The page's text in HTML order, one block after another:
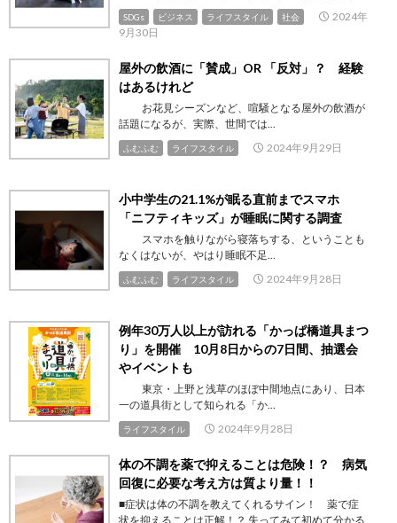
SDGs ビジネス ライフスタイル 社会
2024年
9月30日
屋外の飲酒に「賛成」OR 「反対」？ 経験
はあるけれど
お花見シーズンなど、喧騒となる屋外の飲酒が
話題になるが、実際、世間では...
ふむふむ ライフスタイル 2024年9月29日
小中学生の21.1%が眠る直前までスマホ
「ニフティキッズ」が睡眠に関する調査
スマホを触りながら寝落ちする、ということも
なくはないが、やはり睡眠不足...
ふむふむ ライフスタイル 2024年9月28日
例年30万人以上が訪れる「かっぱ橋道具まつ
り」を開催 10月8日からの7日間、抽選会
やイベントも
東京・上野と浅草のほぼ中間地点にあり、日本
一の道具街として知られる「か...
ライフスタイル 2024年9月28日
体の不調を薬で抑えることは危険！？ 病気
回復に必要な考え方は質より量！！
■症状は体の不調を教えてくれるサイン！ 薬で症
状を抑えることは正解！？ 失ってみて初めて分かる